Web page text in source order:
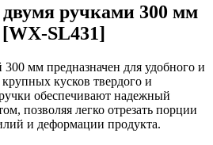
ручками 300 мм
SL431]
мм предназначен для удобного и
кусков твердого и
обеспечивают надежный
позволяя легко отрезать порции
и деформации продукта.